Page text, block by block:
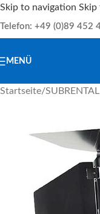
Skip to navigation Skip
Telefon: +49 (0)89 452
MENÜ
Startseite/